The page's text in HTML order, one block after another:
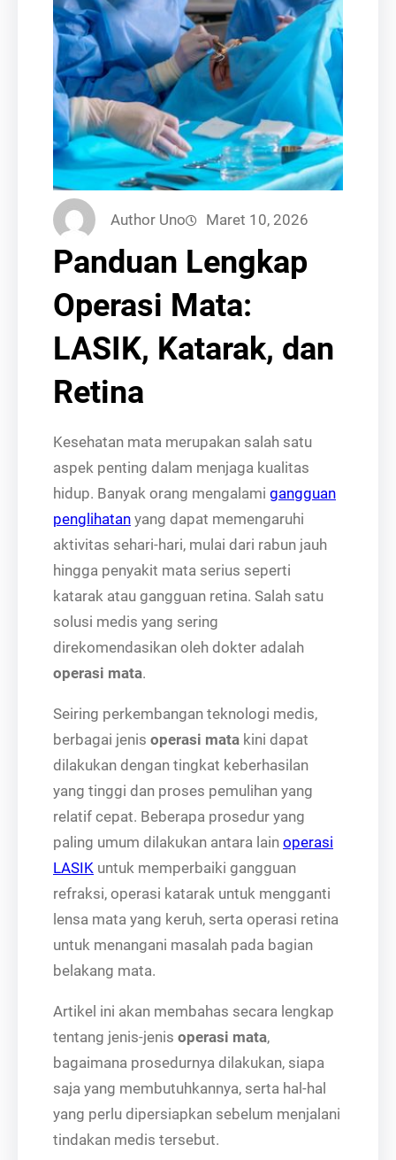
Author Uno Maret 10, 2026
Panduan Lengkap
Operasi Mata:
LASIK, Katarak, dan
Retina
Kesehatan mata merupakan salah satu
aspek penting dalam menjaga kualitas
hidup. Banyak orang mengalami gangguan
penglihatan yang dapat memengaruhi
aktivitas sehari-hari, mulai dari rabun jauh
hingga penyakit mata serius seperti
katarak atau gangguan retina. Salah satu
solusi medis yang sering
direkomendasikan oleh dokter adalah
operasi mata.
Seiring perkembangan teknologi medis,
berbagai jenis operasi mata kini dapat
dilakukan dengan tingkat keberhasilan
yang tinggi dan proses pemulihan yang
relatif cepat. Beberapa prosedur yang
paling umum dilakukan antara lain operasi
LASIK untuk memperbaiki gangguan
refraksi, operasi katarak untuk mengganti
lensa mata yang keruh, serta operasi retina
untuk menangani masalah pada bagian
belakang mata.
Artikel ini akan membahas secara lengkap
tentang jenis-jenis operasi mata,
bagaimana prosedurnya dilakukan, siapa
saja yang membutuhkannya, serta hal-hal
yang perlu dipersiapkan sebelum menjalani
tindakan medis tersebut.